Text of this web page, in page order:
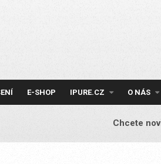
E-SHOP IPURE.CZ O NÁS
Chcete